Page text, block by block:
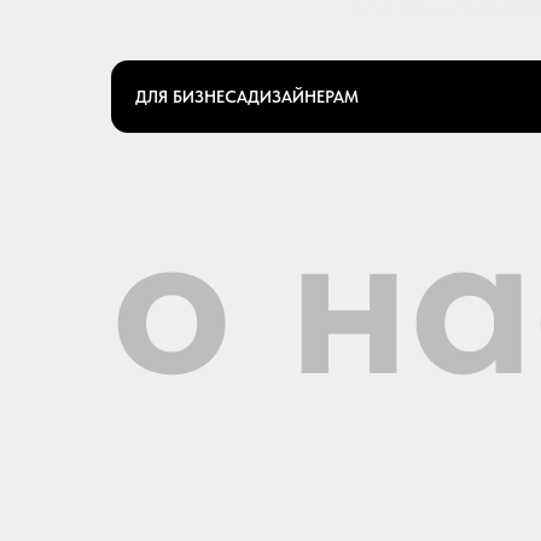
ДЛЯ БИЗНЕСАДИЗАЙНЕРАМ
о